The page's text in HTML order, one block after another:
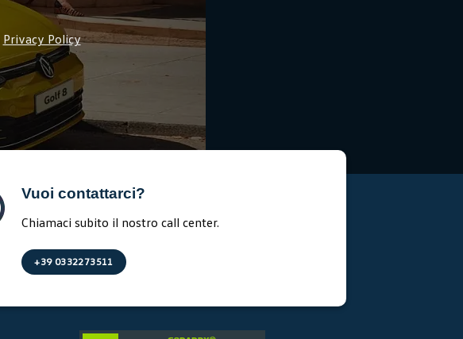
Privacy Policy
Vuoi contattarci?
Chiamaci subito il nostro call center.
+39 0332273511